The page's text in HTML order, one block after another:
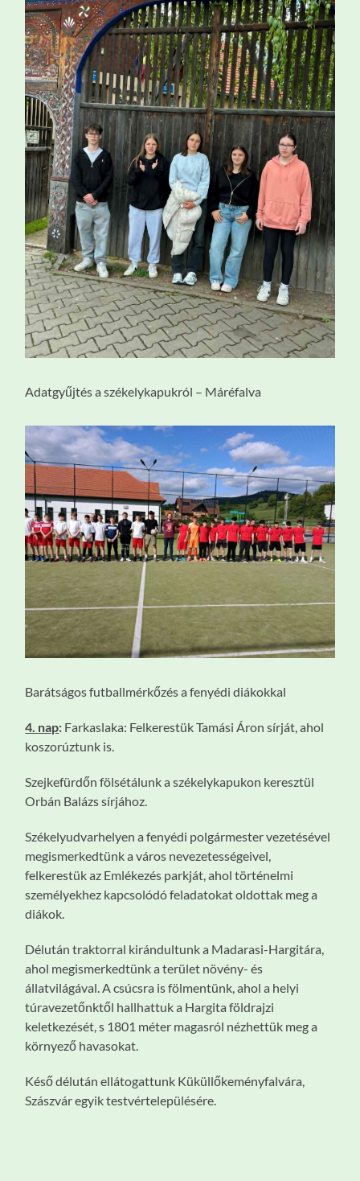
Adatgyűjtés a székelykapukról – Máréfalva
Barátságos futballmérkőzés a fenyédi diákokkal
4. nap: Farkaslaka: Felkerestük Tamási Áron sírját, ahol
koszorúztunk is.
Szejkefürdőn fölsétálunk a székelykapukon keresztül
Orbán Balázs sírjához.
Székelyudvarhelyen a fenyédi polgármester vezetésével
megismerkedtünk a város nevezetességeivel,
felkerestük az Emlékezés parkját, ahol történelmi
személyekhez kapcsolódó feladatokat oldottak meg a
diákok.
Délután traktorral kirándultunk a Madarasi-Hargitára,
ahol megismerkedtünk a terület növény- és
állatvilágával. A csúcsra is fölmentünk, ahol a helyi
túravezetőnktől hallhattuk a Hargita földrajzi
keletkezését, s 1801 méter magasról nézhettük meg a
környező havasokat.
Késő délután ellátogattunk Küküllőkeményfalvára,
Szászvár egyik testvértelepülésére.